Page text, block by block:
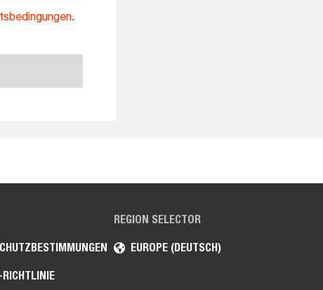
.
REGION SELECTOR
EUROPE (DEUTSCH)